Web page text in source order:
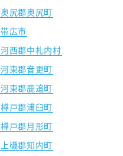
奥尻郡奥尻町
帯広市
河西郡中札内村
河東郡音更町
河東郡鹿追町
樺戸郡浦臼町
樺戸郡月形町
上磯郡知内町